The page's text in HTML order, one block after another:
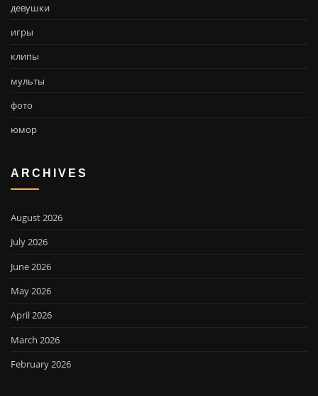
девушки
игры
клипы
мульты
фото
юмор
ARCHIVES
August 2026
July 2026
June 2026
May 2026
April 2026
March 2026
February 2026